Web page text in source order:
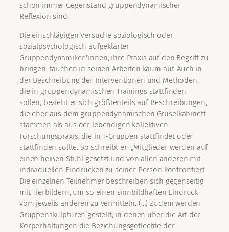
schon immer Gegenstand gruppendynamischer
Reflexion sind.
Die einschlägigen Versuche soziologisch oder
sozialpsychologisch aufgeklärter
Gruppendynamiker*innen, ihre Praxis auf den Begriff zu
bringen, tauchen in seinen Arbeiten kaum auf. Auch in
der Beschreibung der Interventionen und Methoden,
die in gruppendynamischen Trainings stattfinden
sollen, bezieht er sich größtenteils auf Beschreibungen,
die eher aus dem gruppendynamischen Gruselkabinett
stammen als aus der lebendigen kollektiven
Forschungspraxis, die in T-Gruppen stattfindet oder
stattfinden sollte. So schreibt er: „Mitglieder werden auf
einen ´heißen Stuhl´ gesetzt und von allen anderen mit
individuellen Eindrücken zu seiner Person konfrontiert.
Die einzelnen Teilnehmer beschreiben sich gegenseitig
mit Tierbildern, um so einen sinnbildhaften Eindruck
vom jeweils anderen zu vermitteln. (…) Zudem werden
´Gruppenskulpturen´ gestellt, in denen über die Art der
Körperhaltungen die Beziehungsgeflechte der